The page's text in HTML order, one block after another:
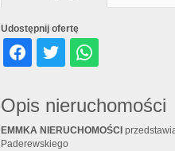
Udostępnij ofertę
Opis nieruchomości
EMMKA NIERUCHOMOŚCI
Paderewskiego